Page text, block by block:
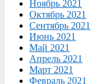
Ноябрь 2021
Октябрь 2021
Сентябрь 2021
Июнь 2021
Май 2021
Апрель 2021
Март 2021
Февраль 2021